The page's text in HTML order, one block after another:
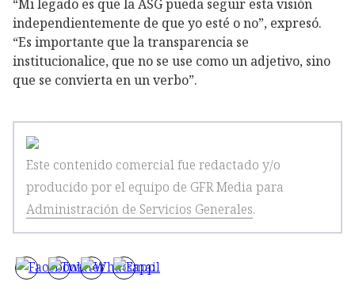
“Mi legado es que la ASG pueda seguir esta visión
independientemente de que yo esté o no”, expresó.
“Es importante que la transparencia se
institucionalice, que no se use como un adjetivo, sino
que se convierta en un verbo”.
Este contenido comercial fue redactado y/o
producido por el equipo de GFR Media para
Administración de Servicios Generales.